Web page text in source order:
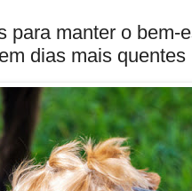
para manter o bem-
dias mais quentes